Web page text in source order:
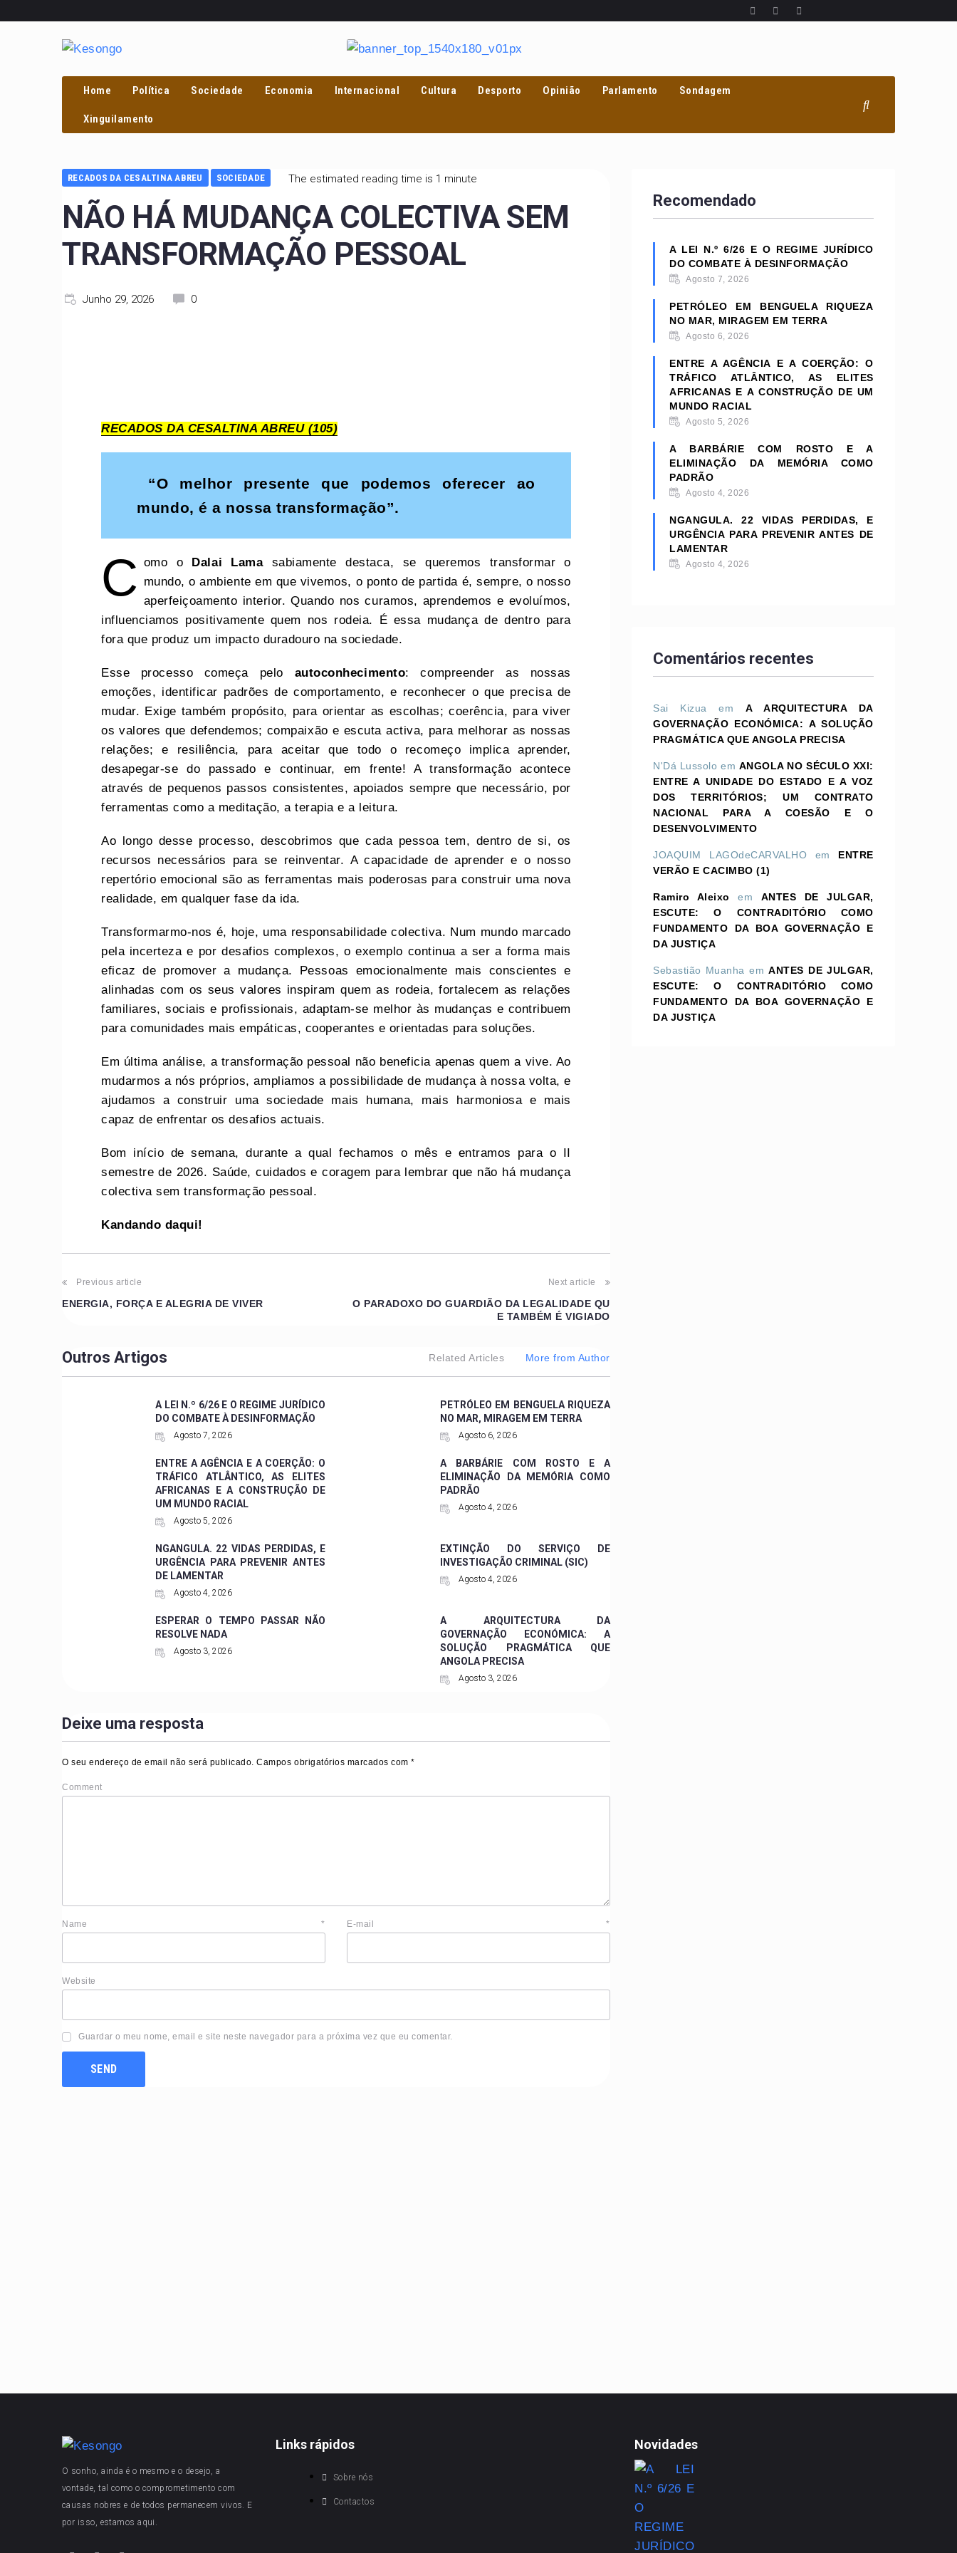
Home Política Sociedade Economia Internacional Cultura Desporto Opinião Parlamento Sondagem
Xinguilamento
RECADOS DA CESALTINA ABREU SOCIEDADE The estimated reading time is 1 minute
NÃO HÁ MUDANÇA COLECTIVA SEM
TRANSFORMAÇÃO PESSOAL
Junho 29, 2026 0
RECADOS DA CESALTINA ABREU (105)
“O melhor presente que podemos oferecer ao
mundo, é a nossa transformação”.
C omo o Dalai Lamasabiamente destaca, se queremos transformar o
mundo, o ambiente em que vivemos, o ponto de partida é, sempre, o nosso
aperfeiçoamento interior. Quando nos curamos, aprendemos e evoluímos,
influenciamos positivamente quem nos rodeia. É essa mudança de dentro para
fora que produz um impacto duradouro na sociedade.
Esse processo começa pelo autoconhecimento: compreender as nossas
emoções, identificar padrões de comportamento, e reconhecer o que precisa de
mudar. Exige também propósito, para orientar as escolhas; coerência, para viver
os valores que defendemos; compaixão e escuta activa, para melhorar as nossas
relações; e resiliência, para aceitar que todo o recomeço implica aprender,
desapegar-se do passado e continuar, em frente! A transformação acontece
através de pequenos passos consistentes, apoiados sempre que necessário, por
ferramentas como a meditação, a terapia e a leitura.
Ao longo desse processo, descobrimos que cada pessoa tem, dentro de si, os
recursos necessários para se reinventar. A capacidade de aprender e o nosso
repertório emocional são as ferramentas mais poderosas para construir uma nova
realidade, em qualquer fase da ida.
Transformarmo-nos é, hoje, uma responsabilidade colectiva. Num mundo marcado
pela incerteza e por desafios complexos, o exemplo continua a ser a forma mais
eficaz de promover a mudança. Pessoas emocionalmente mais conscientes e
alinhadas com os seus valores inspiram quem as rodeia, fortalecem as relações
familiares, sociais e profissionais, adaptam-se melhor às mudanças e contribuem
para comunidades mais empáticas, cooperantes e orientadas para soluções.
Em última análise, a transformação pessoal não beneficia apenas quem a vive. Ao
mudarmos a nós próprios, ampliamos a possibilidade de mudança à nossa volta, e
ajudamos a construir uma sociedade mais humana, mais harmoniosa e mais
capaz de enfrentar os desafios actuais.
Bom início de semana, durante a qual fechamos o mês e entramos para o II
semestre de 2026. Saúde, cuidados e coragem para lembrar que não há mudança
colectiva sem transformação pessoal.
Kandando daqui!
Previous article
ENERGIA, FORÇA E ALEGRIA DE VIVER
Next article
O PARADOXO DO GUARDIÃO DA LEGALIDADE QU
E TAMBÉM É VIGIADO
Outros Artigos Related Articles More from Author
A LEI N.º 6/26 E O REGIME JURÍDICO
DO COMBATE À DESINFORMAÇÃO
Agosto 7, 2026
PETRÓLEO EM BENGUELA RIQUEZA
NO MAR, MIRAGEM EM TERRA
Agosto 6, 2026
ENTRE A AGÊNCIA E A COERÇÃO: O
TRÁFICO ATLÂNTICO, AS ELITES
AFRICANAS E A CONSTRUÇÃO DE
UM MUNDO RACIAL
Agosto 5, 2026
A BARBÁRIE COM ROSTO E A
ELIMINAÇÃO DA MEMÓRIA COMO
PADRÃO
Agosto 4, 2026
NGANGULA. 22 VIDAS PERDIDAS, E
URGÊNCIA PARA PREVENIR ANTES
DE LAMENTAR
Agosto 4, 2026
EXTINÇÃO DO SERVIÇO DE
INVESTIGAÇÃO CRIMINAL (SIC)
Agosto 4, 2026
ESPERAR O TEMPO PASSAR NÃO
RESOLVE NADA
Agosto 3, 2026
A ARQUITECTURA DA
GOVERNAÇÃO ECONÓMICA: A
SOLUÇÃO PRAGMÁTICA QUE
ANGOLA PRECISA
Agosto 3, 2026
Deixe uma resposta
O seu endereço de email não será publicado. Campos obrigatórios marcados com*
Comment
Name* E-mail*
Website
Guardar o meu nome, email e site neste navegador para a próxima vez que eu comentar.
Recomendado
A LEI N.º 6/26 E O REGIME JURÍDICO
DO COMBATE À DESINFORMAÇÃO
Agosto 7, 2026
PETRÓLEO EM BENGUELA RIQUEZA
NO MAR, MIRAGEM EM TERRA
Agosto 6, 2026
ENTRE A AGÊNCIA E A COERÇÃO: O
TRÁFICO ATLÂNTICO, AS ELITES
AFRICANAS E A CONSTRUÇÃO DE UM
MUNDO RACIAL
Agosto 5, 2026
A BARBÁRIE COM ROSTO E A
ELIMINAÇÃO DA MEMÓRIA COMO
PADRÃO
Agosto 4, 2026
NGANGULA. 22 VIDAS PERDIDAS, E
URGÊNCIA PARA PREVENIR ANTES DE
LAMENTAR
Agosto 4, 2026
Comentários recentes
Sai Kizua emA ARQUITECTURA DA
GOVERNAÇÃO ECONÓMICA: A SOLUÇÃO
PRAGMÁTICA QUE ANGOLA PRECISA
N'Dá Lussolo em ANGOLA NO SÉCULO XXI:
ENTRE A UNIDADE DO ESTADO E A VOZ
DOS TERRITÓRIOS; UM CONTRATO
NACIONAL PARA A COESÃO E O
DESENVOLVIMENTO
JOAQUIM LAGOdeCARVALHO em ENTRE
VERÃO E CACIMBO (1)
Ramiro Aleixo em ANTES DE JULGAR,
ESCUTE: O CONTRADITÓRIO COMO
FUNDAMENTO DA BOA GOVERNAÇÃO E
DA JUSTIÇA
Sebastião Muanha emANTES DE JULGAR,
ESCUTE: O CONTRADITÓRIO COMO
FUNDAMENTO DA BOA GOVERNAÇÃO E
DA JUSTIÇA
O sonho, ainda é o mesmo e o desejo, a
vontade, tal como o comprometimento com
causas nobres e de todos permanecem vivos. E
por isso, estamos aqui.
Links rápidos
Sobre nós
Contactos
Novidades